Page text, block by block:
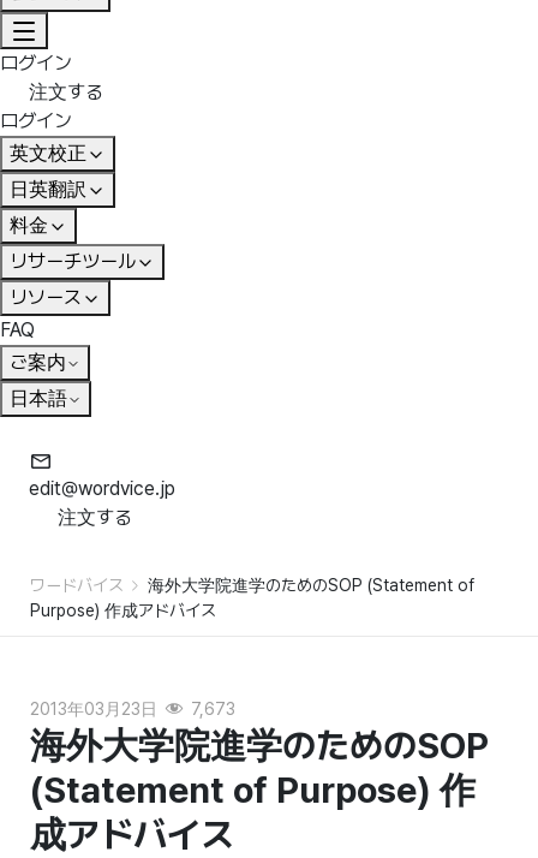
ログイン
注文する
ログイン
英文校正
日英翻訳
料金
リサーチツール
リソース
FAQ
ご案内
日本語
edit@wordvice.jp
注文する
ワードバイス
海外大学院進学のためのSOP (Statement of
Purpose) 作成アドバイス
2013年03月23日 7,673
海外大学院進学のためのSOP
(Statement of Purpose) 作
成アドバイス